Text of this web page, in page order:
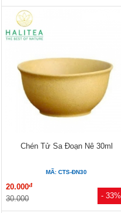
- 33%
Chén Tử Sa Đoạn Nê 30ml
MÃ: CTS-ĐN30
20.000đ
30.000